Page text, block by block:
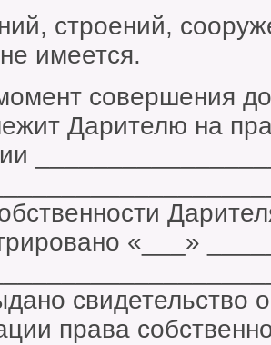
строений,
имеется.
совершения
Дарителю на
«___»
свидетельство
права